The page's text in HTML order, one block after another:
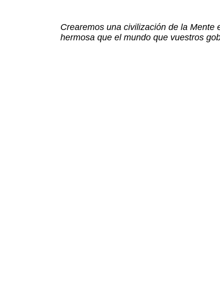
Crearemos una civilización de la
hermosa que el mundo que vuestros